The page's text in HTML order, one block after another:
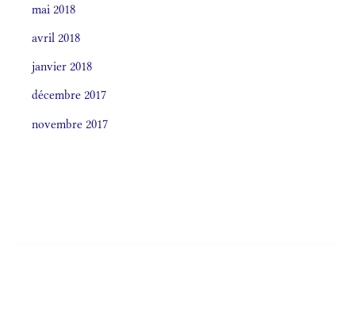
mai 2018
avril 2018
janvier 2018
décembre 2017
novembre 2017